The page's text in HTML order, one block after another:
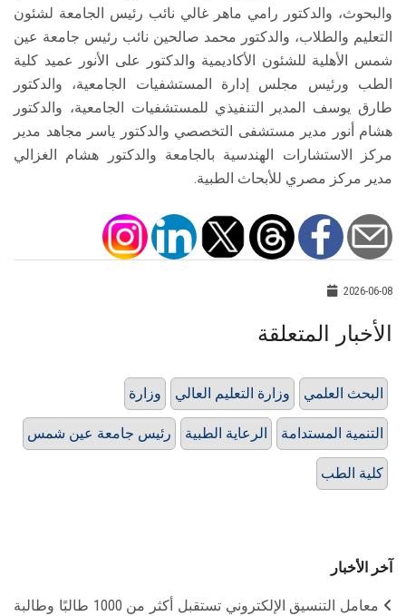
والبحوث، والدكتور رامي ماهر غالي نائب رئيس الجامعة لشئون
التعليم والطلاب، والدكتور محمد صالحين نائب رئيس جامعة عين
شمس الأهلية للشئون الأكاديمية والدكتور على الأنور عميد كلية
الطب ورئيس مجلس إدارة المستشفيات الجامعية، والدكتور
طارق يوسف المدير التنفيذي للمستشفيات الجامعية، والدكتور
هشام أنور مدير مستشفى التخصصي والدكتور ياسر مجاهد مدير
مركز الاستشارات الهندسية بالجامعة والدكتور هشام الغزالي
مدير مركز مصري للأبحاث الطبية.
2026-06-08
الأخبار المتعلقة
وزارة وزارة التعليم العالي البحث العلمي
رئيس جامعة عين شمس الرعاية الطبية التنمية المستدامة
كلية الطب
آخر الأخبار
معامل التنسيق الإلكتروني تستقبل أكثر من 1000 طالبًا وطالبة